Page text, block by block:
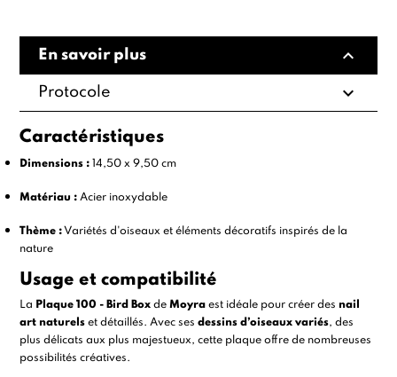
En savoir plus expand_less
Protocole expand_more
Caractéristiques
Dimensions : 14,50 x 9,50 cm
Matériau : Acier inoxydable
Thème : Variétés d'oiseaux et éléments décoratifs inspirés de la
nature
Usage et compatibilité
La Plaque 100 - Bird Box deMoyra est idéale pour créer des nail
art naturels et détaillés. Avec sesdessins d’oiseaux variés, des
plus délicats aux plus majestueux, cette plaque offre de nombreuses
possibilités créatives.